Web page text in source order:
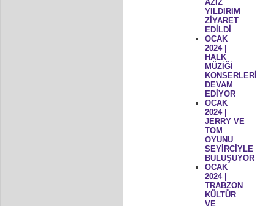
AZİZ
YILDIRIM
ZİYARET
EDİLDİ
OCAK
2024 |
HALK
MÜZİĞİ
KONSERLERİ
DEVAM
EDİYOR
OCAK
2024 |
JERRY VE
TOM
OYUNU
SEYİRCİYLE
BULUŞUYOR
OCAK
2024 |
TRABZON
KÜLTÜR
VE